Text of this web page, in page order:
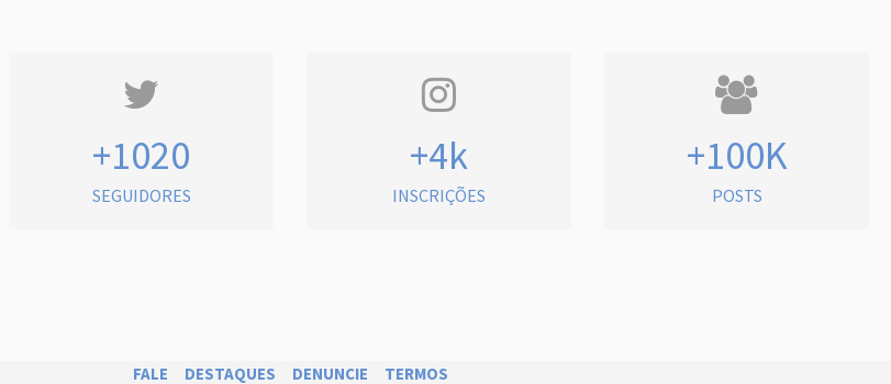
+1020
SEGUIDORES
+4k
INSCRIÇÕES
+100K
POSTS
FALE DESTAQUES DENUNCIE TERMOS